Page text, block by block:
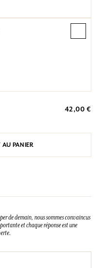
42,00 €
AU PANIER
de demain, nous sommes convaincus
et chaque réponse est une